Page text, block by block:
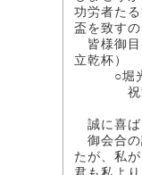
功労者た
盃を致す
皆様御目
立乾杯）
○堀光
祝
男
誠に喜ば
御会合の
たが、私